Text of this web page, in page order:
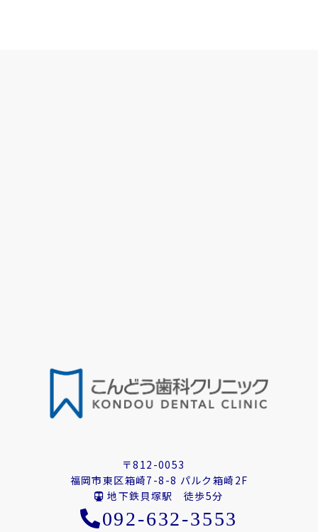
〒812-0053
福岡市東区箱崎7-8-8 パルク箱崎2F
地下鉄貝塚駅 徒歩5分
092-632-3553